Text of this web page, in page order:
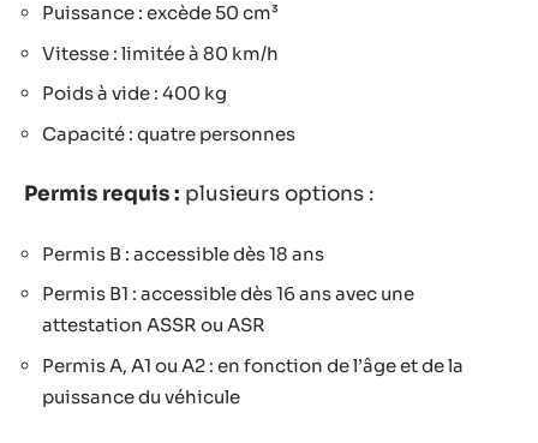
Puissance : excède 50 cm³
Vitesse : limitée à 80 km/h
Poids à vide : 400 kg
Capacité : quatre personnes
Permis requis : plusieurs options :
Permis B : accessible dès 18 ans
Permis B1 : accessible dès 16 ans avec une
attestation ASSR ou ASR
Permis A, A1 ou A2 : en fonction de l’âge et de la
puissance du véhicule